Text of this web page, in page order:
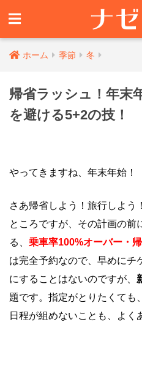
ホーム 季節 冬
帰省ラッシュ！年末
を避ける5+2の技！
やってきますね、年末年始！
さあ帰省しよう！旅行しよう
ところですが、その計画の前
る、 乗車率100%オーバー・
は完全予約なので、早めにチ
にすることはないのですが、
題です。指定がとりたくても
日程が組めないことも、よく